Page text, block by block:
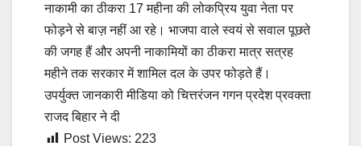
नाकामी का ठीकरा 17 महीना की लोकप्रिय युवा नेता पर
फोड़ने से बाज़ नहीं आ रहे। भाजपा वाले स्वयं से सवाल पूछते
की जगह हैं और अपनी नाकामियों का ठीकरा मात्र सत्रह
महीने तक सरकार में शामिल दल के उपर फोड़ते हैं।
उपर्युक्त जानकारी मीडिया को चित्तरंजन गगन प्रदेश प्रवक्ता
राजद बिहार ने दी
Post Views: 223